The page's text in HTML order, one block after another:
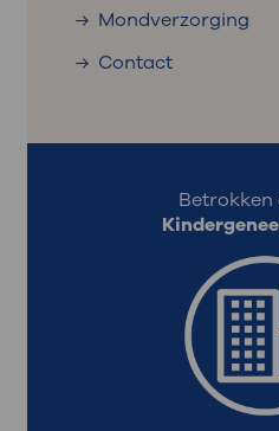
Mondverzorging
Contact
Betrokken